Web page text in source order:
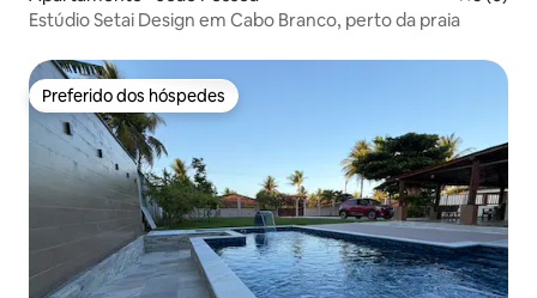
Estúdio Setai Design em Cabo Branco, perto da praia
Preferido dos hóspedes
Preferido dos hóspedes